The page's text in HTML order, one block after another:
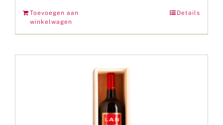
Toevoegen aan
winkelwagen
Details